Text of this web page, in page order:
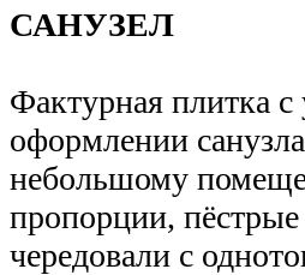
САНУЗЕЛ
Фактурная плитка
оформлении
небольшому
пропорции,
чередовали с